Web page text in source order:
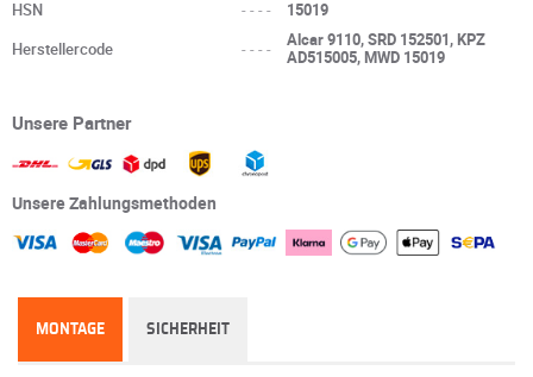
HSN
----
15019
Herstellercode
----
Alcar 9110, SRD 152501, KPZ
AD515005, MWD 15019
Unsere Partner
Unsere Zahlungsmethoden
MONTAGE SICHERHEIT